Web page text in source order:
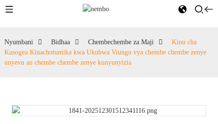
Nyumbani Bidhaa Chembechembe za Maji
Kinu cha
Kusogea Kinachotumika kwa Ukubwa Viungo vya chembe chembe zenye
unyevu au chembe chembe zenye kunyunyizia